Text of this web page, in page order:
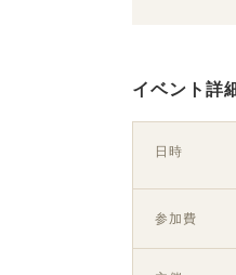
イベント詳
日時
参加費